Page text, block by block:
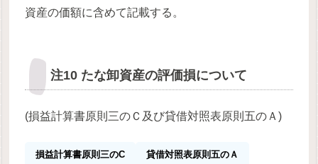
資産の価額に含めて記載する。
注10 たな卸資産の評価損について
(損益計算書原則三のＣ及び貸借対照表原則五のＡ)
損益計算書原則三のC 貸借対照表原則五のＡ